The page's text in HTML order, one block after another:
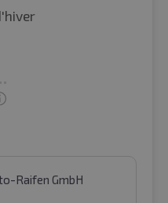
Raifen GmbH